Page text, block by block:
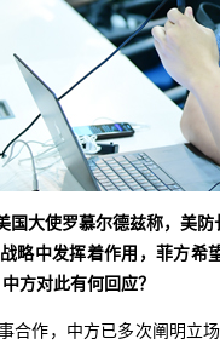
国大使罗慕尔德兹称，美
略中发挥着作用，菲方
方对此有何回应？
合作，中方已多次阐明立